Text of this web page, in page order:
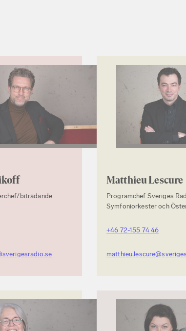
biträdande
Matthieu Lescure
Programchef Sveriges
Symfoniorkester och
+46 72-155 74 46